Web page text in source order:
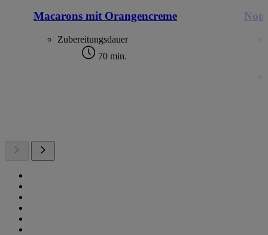
Macarons mit Orangencreme
Zubereitungsdauer
70 min.